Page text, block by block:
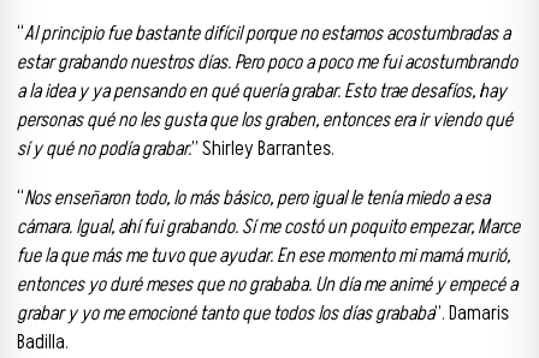
“Al principio fue bastante difícil porque no estamos acostumbradas a
estar grabando nuestros días. Pero poco a poco me fui acostumbrando
a la idea y ya pensando en qué quería grabar. Esto trae desafíos, hay
personas qué no les gusta que los graben, entonces era ir viendo qué
sí y qué no podía grabar.” Shirley Barrantes.
“Nos enseñaron todo, lo más básico, pero igual le tenía miedo a esa
cámara. Igual, ahí fui grabando. Sí me costó un poquito empezar, Marce
fue la que más me tuvo que ayudar. En ese momento mi mamá murió,
entonces yo duré meses que no grababa. Un día me animé y empecé a
grabar y yo me emocioné tanto que todos los días grababa”. Damaris
Badilla.